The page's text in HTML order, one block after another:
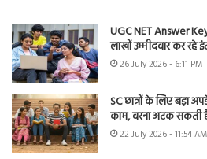
UGC NET Answer
लाखों उम्मीदवार कर रहे
26 July 2026 - 6:11 PM
SC छात्रों के लिए बड़ा
काम, वरना अटक सकती
22 July 2026 - 11:54 AM